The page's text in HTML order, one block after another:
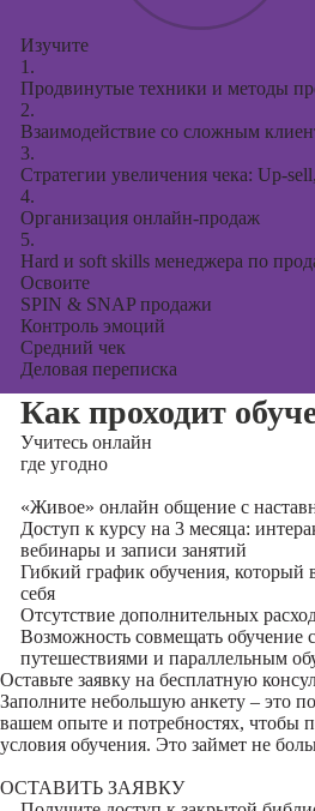
Изучите
1.
Продвинутые техники и методы
2.
Взаимодействие со сложным
3.
Стратегии увеличения чека: Up-
4.
Организация онлайн-продаж
5.
Hard и soft skills менеджера по
Освоите
SPIN & SNAP продажи
Контроль эмоций
Средний чек
Деловая переписка
Как проходит
Учитесь онлайн
где угодно
«Живое» онлайн общение с
Доступ к курсу на 3 месяца:
вебинары и записи занятий
Гибкий график обучения, который
себя
Отсутствие дополнительных
Возможность совмещать обучение
путешествиями и параллельным
Оставьте заявку на бесплатную
Заполните небольшую анкету – это
вашем опыте и потребностях, чтобы
условия обучения. Это займет не
ОСТАВИТЬ ЗАЯВКУ